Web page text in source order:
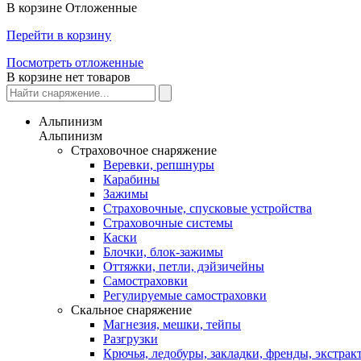
В корзине Отложенные
Перейти в корзину
Посмотреть отложенные
В корзине нет товаров
Альпинизм
Альпинизм
Страховочное снаряжение
Веревки, репшнуры
Карабины
Зажимы
Страховочные, спусковые устройства
Страховочные системы
Каски
Блочки, блок-зажимы
Оттяжки, петли, дэйзичейны
Самостраховки
Регулируемые самостраховки
Скальное снаряжение
Магнезия, мешки, тейпы
Разгрузки
Крючья, ледобуры, закладки, френды,